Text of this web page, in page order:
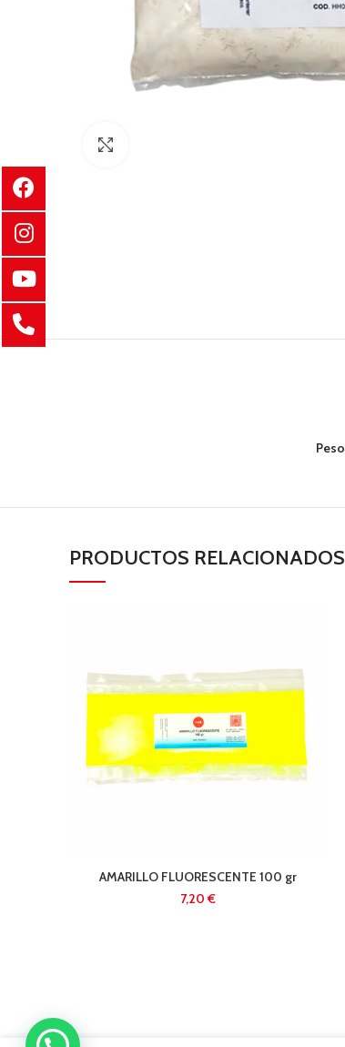
Peso
PRODUCTOS RELACIONADOS
AMARILLO FLUORESCENTE 100 gr
€